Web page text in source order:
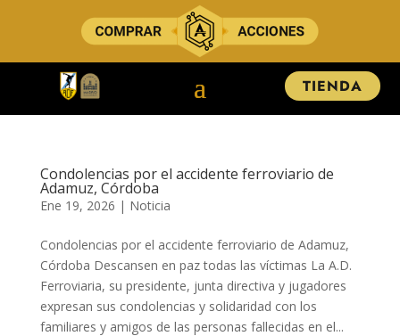
TIENDA
Condolencias por el accidente ferroviario de
Adamuz, Córdoba
Ene 19, 2026 | Noticia
Condolencias por el accidente ferroviario de Adamuz,
Córdoba Descansen en paz todas las víctimas ​​​​​La A.D.
Ferroviaria, su presidente, junta directiva y jugadores
expresan sus condolencias y solidaridad con los
familiares y amigos de las personas fallecidas en el...